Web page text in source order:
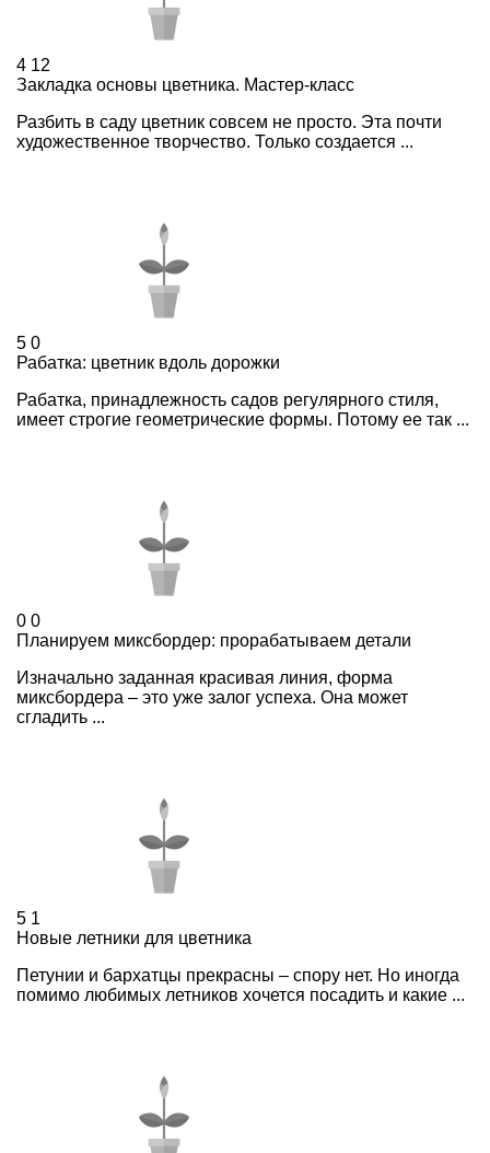
4 12
Закладка основы цветника. Мастер-класс
Разбить в саду цветник совсем не просто. Эта почти
художественное творчество. Только создается ...
5 0
Рабатка: цветник вдоль дорожки
Рабатка, принадлежность садов регулярного стиля,
имеет строгие геометрические формы. Потому ее так ...
0 0
Планируем миксбордер: прорабатываем детали
Изначально заданная красивая линия, форма
миксбордера – это уже залог успеха. Она может
сгладить ...
5 1
Новые летники для цветника
Петунии и бархатцы прекрасны – спору нет. Но иногда
помимо любимых летников хочется посадить и какие ...